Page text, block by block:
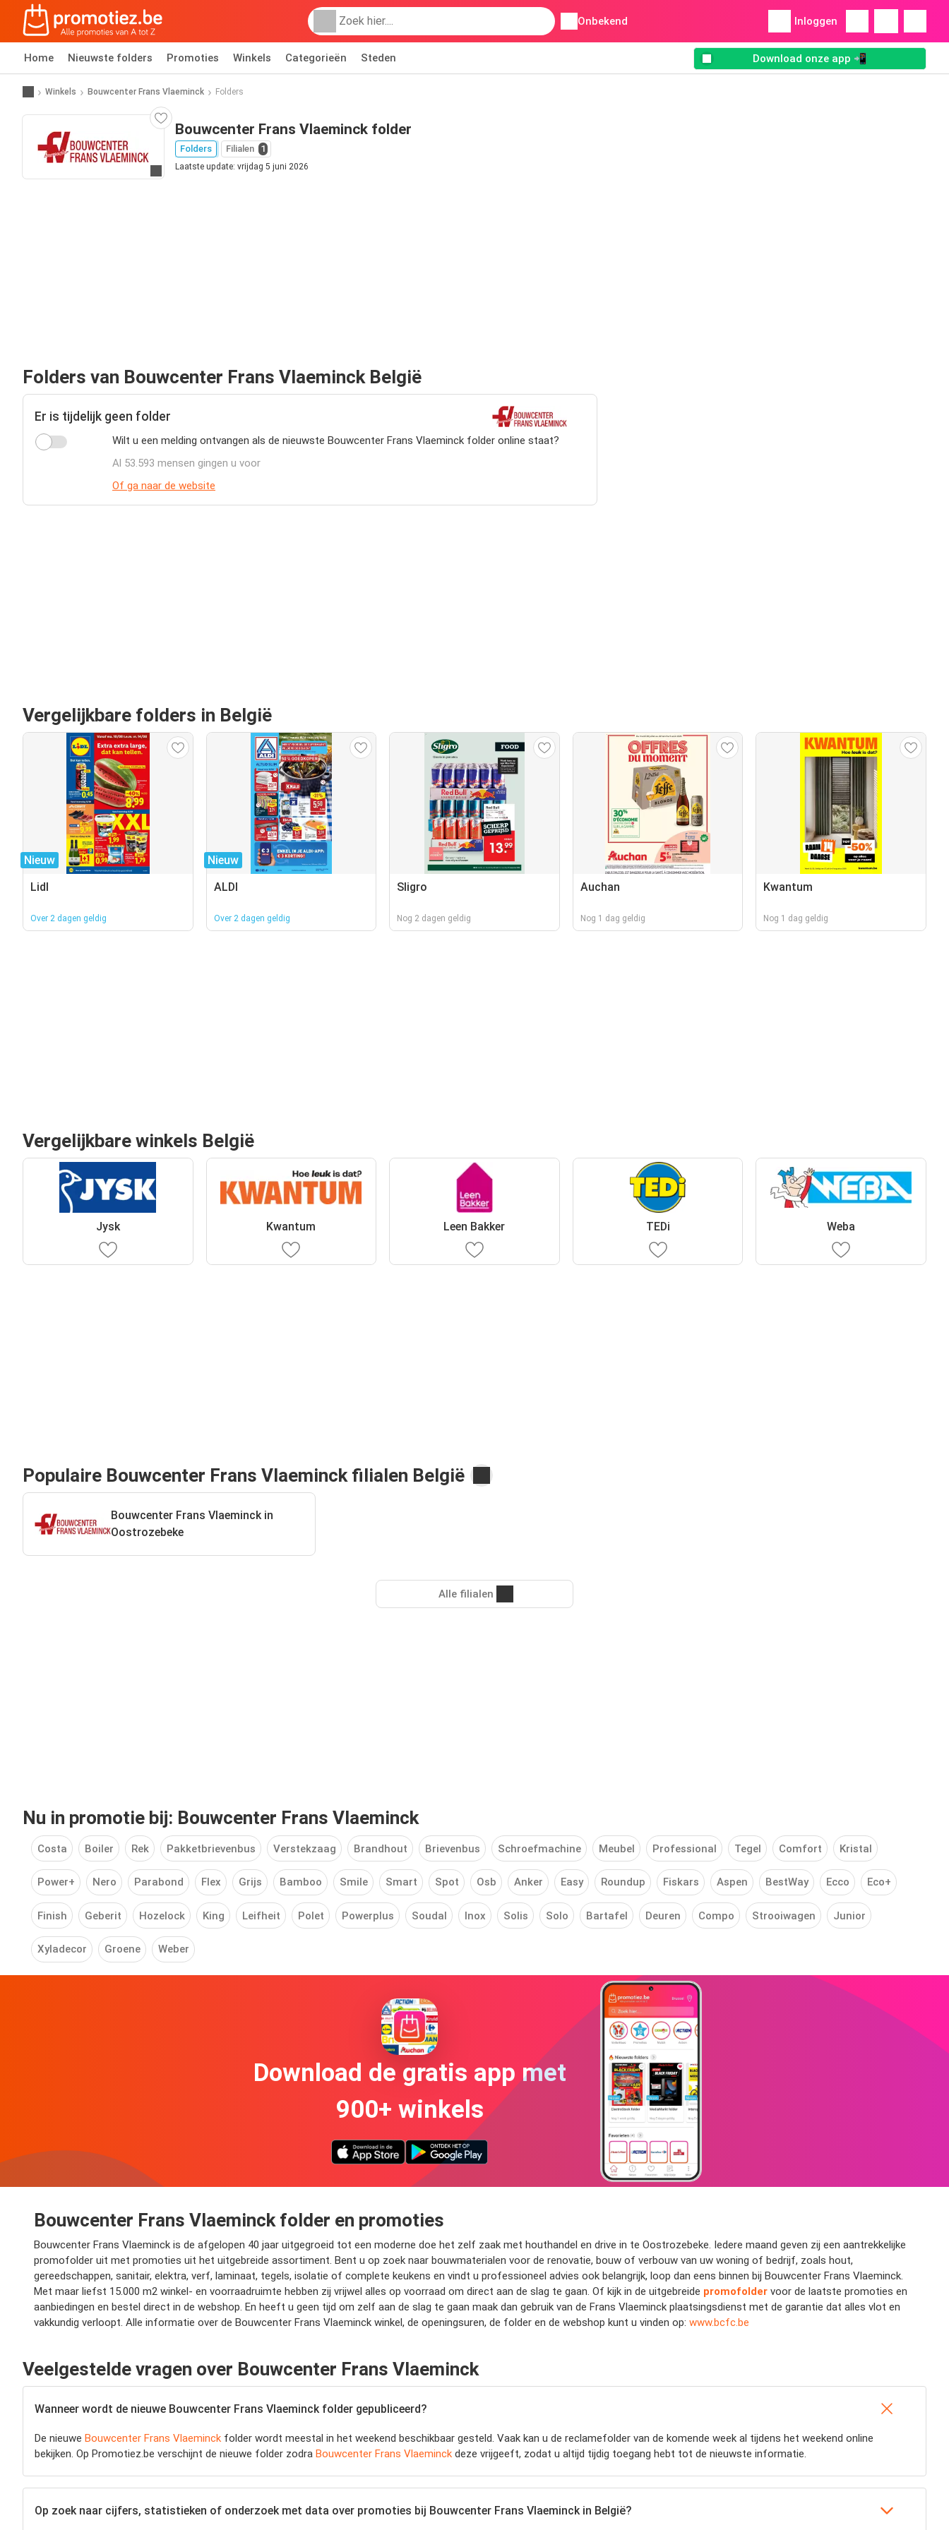
Onbekend Inloggen
Home Nieuwste folders Promoties Winkels Categorieën Steden Download onze app 📲
Winkels Bouwcenter Frans Vlaeminck Folders
Ga naar website
Bouwcenter Frans Vlaeminck folder
Folders Filialen 1
Laatste update: vrijdag 5 juni 2026
Folders van Bouwcenter Frans Vlaeminck België
Er is tijdelijk geen folder
Wilt u een melding ontvangen als de nieuwste Bouwcenter Frans Vlaeminck folder online staat?
Al 53.593 mensen gingen u voor
Of ga naar de website
Vergelijkbare folders in België
Nieuw
Lidl
Over 2 dagen geldig
Nieuw
ALDI
Over 2 dagen geldig
Sligro
Nog 2 dagen geldig
Auchan
Nog 1 dag geldig
Kwantum
Nog 1 dag geldig
Vergelijkbare winkels België
Jysk Kwantum Leen Bakker TEDi Weba
Populaire Bouwcenter Frans Vlaeminck filialen België
Bouwcenter Frans Vlaeminck in
Oostrozebeke
Alle filialen
Nu in promotie bij: Bouwcenter Frans Vlaeminck
Costa Boiler Rek Pakketbrievenbus Verstekzaag Brandhout Brievenbus Schroefmachine Meubel Professional Tegel Comfort Kristal
Power+ Nero Parabond Flex Grijs Bamboo Smile Smart Spot Osb Anker Easy Roundup Fiskars Aspen BestWay Ecco Eco+
Finish Geberit Hozelock King Leifheit Polet Powerplus Soudal Inox Solis Solo Bartafel Deuren Compo Strooiwagen Junior
Xyladecor Groene Weber
Download de gratis app met
900+ winkels
Bouwcenter Frans Vlaeminck folder en promoties
Bouwcenter Frans Vlaeminck is de afgelopen 40 jaar uitgegroeid tot een moderne doe het zelf zaak met houthandel en drive in te Oostrozebeke. Iedere maand geven zij een aantrekkelijke
promofolder uit met promoties uit het uitgebreide assortiment. Bent u op zoek naar bouwmaterialen voor de renovatie, bouw of verbouw van uw woning of bedrijf, zoals hout,
gereedschappen, sanitair, elektra, verf, laminaat, tegels, isolatie of complete keukens en vindt u professioneel advies ook belangrijk, loop dan eens binnen bij Bouwcenter Frans Vlaeminck.
Met maar liefst 15.000 m2 winkel- en voorraadruimte hebben zij vrijwel alles op voorraad om direct aan de slag te gaan. Of kijk in de uitgebreide promofolder voor de laatste promoties en
aanbiedingen en bestel direct in de webshop. En heeft u geen tijd om zelf aan de slag te gaan maak dan gebruik van de Frans Vlaeminck plaatsingsdienst met de garantie dat alles vlot en
vakkundig verloopt. Alle informatie over de Bouwcenter Frans Vlaeminck winkel, de openingsuren, de folder en de webshop kunt u vinden op: www.bcfc.be
Veelgestelde vragen over Bouwcenter Frans Vlaeminck
Wanneer wordt de nieuwe Bouwcenter Frans Vlaeminck folder gepubliceerd?
De nieuwe Bouwcenter Frans Vlaeminck folder wordt meestal in het weekend beschikbaar gesteld. Vaak kan u de reclamefolder van de komende week al tijdens het weekend online
bekijken. Op Promotiez.be verschijnt de nieuwe folder zodra Bouwcenter Frans Vlaeminck deze vrijgeeft, zodat u altijd tijdig toegang hebt tot de nieuwste informatie.
Op zoek naar cijfers, statistieken of onderzoek met data over promoties bij Bouwcenter Frans Vlaeminck in België?